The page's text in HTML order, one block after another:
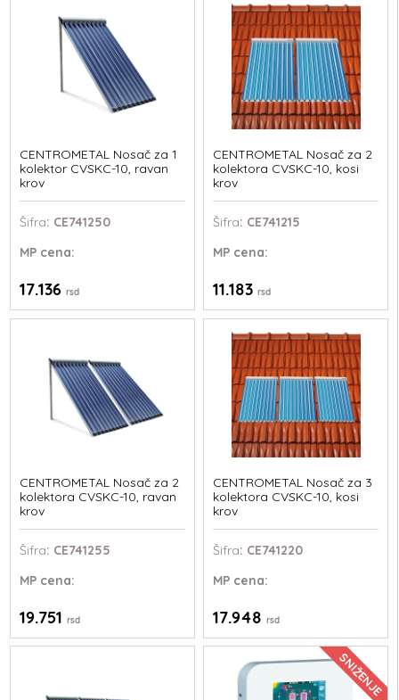
CENTROMETAL Nosač za 1
kolektor CVSKC-10, ravan
krov
Šifra: CE741250
MP cena:
17.136rsd
CENTROMETAL Nosač za 2
kolektora CVSKC-10, kosi
krov
Šifra: CE741215
MPcena:
11.183 rsd
CENTROMETAL Nosač za 2
kolektora CVSKC-10, ravan
krov
Šifra: CE741255
MP cena:
19.751rsd
CENTROMETAL Nosač za 3
kolektora CVSKC-10, kosi
krov
Šifra: CE741220
MPcena:
17.948 rsd
SNIŽENJE